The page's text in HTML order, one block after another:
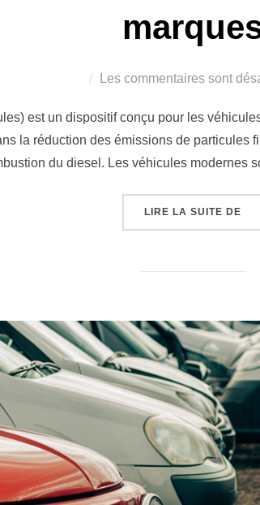
Les commentaires sont
est un dispositif conçu pour les
la réduction des émissions de particules
du diesel. Les véhicules modernes
LIRE LA SUITE DE